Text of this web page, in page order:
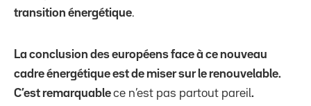
transition énergétique.
La conclusion des européens face à ce nouveau
cadre énergétique est de miser sur le renouvelable.
C’est remarquablece n’est pas partout pareil .